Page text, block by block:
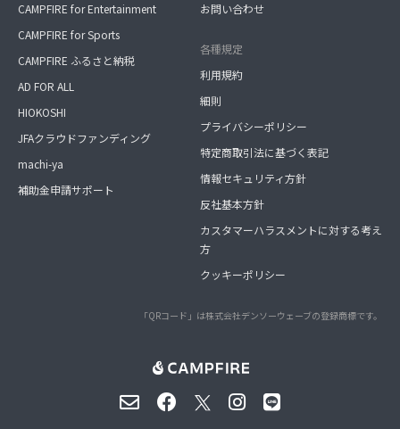
CAMPFIRE for Entertainment
CAMPFIRE for Sports
CAMPFIRE ふるさと納税
AD FOR ALL
HIOKOSHI
JFAクラウドファンディング
machi-ya
補助金申請サポート
お問い合わせ
各種規定
利用規約
細則
プライバシーポリシー
特定商取引法に基づく表記
情報セキュリティ方針
反社基本方針
カスタマーハラスメントに対する考え
方
クッキーポリシー
「QRコード」は株式会社デンソーウェーブの登録商標です。